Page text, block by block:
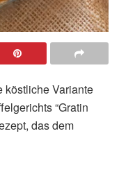
köstliche Variante
“Gratin
das dem